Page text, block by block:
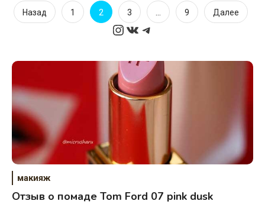
Пагинация
Назад 1 2 3 … 9 Далее
Instagram
ВКонтакте
Telegram
макияж
Отзыв о помаде Tom Ford 07 pink dusk